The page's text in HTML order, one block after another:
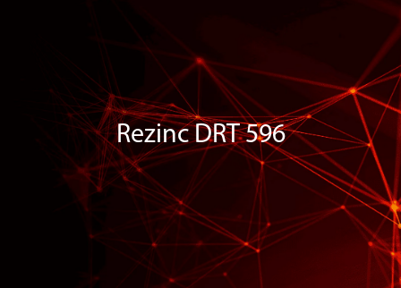
Rezinc DRT 596